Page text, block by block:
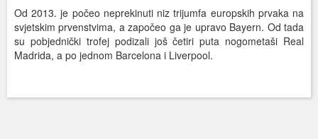
Od 2013. je počeo neprekinuti niz trijumfa europskih prvaka na
svjetskim prvenstvima, a započeo ga je upravo Bayern. Od tada
su pobjednički trofej podizali još četiri puta nogometaši Real
Madrida, a po jednom Barcelona i Liverpool.